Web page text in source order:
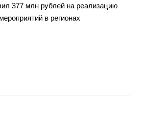
377 млн рублей на реализацию
в регионах